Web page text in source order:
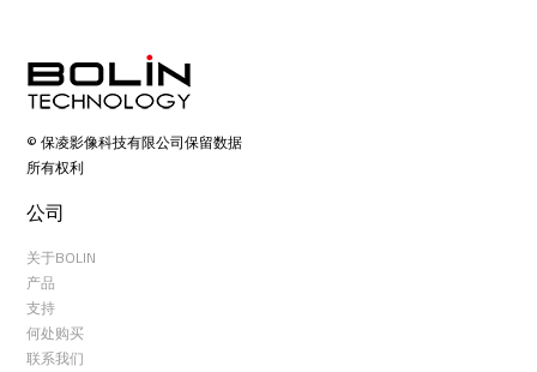
© 保凌影像科技有限公司保留数据
所有权利
公司
关于BOLIN
产品
支持
何处购买
联系我们